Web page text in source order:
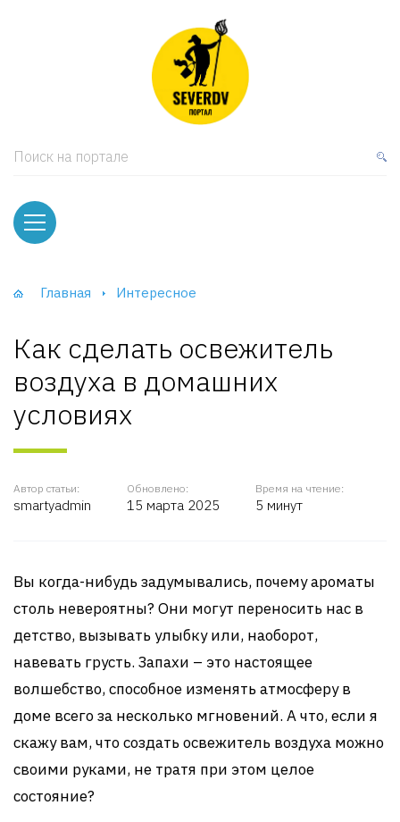
Поиск на портале
Главная Интересное
Как сделать освежитель
воздуха в домашних
условиях
Автор статьи:
smartyadmin
Обновлено:
15 марта 2025
Время на чтение:
5 минут
Вы когда-нибудь задумывались, почему ароматы
столь невероятны? Они могут переносить нас в
детство, вызывать улыбку или, наоборот,
навевать грусть. Запахи – это настоящее
волшебство, способное изменять атмосферу в
доме всего за несколько мгновений. А что, если я
скажу вам, что создать освежитель воздуха можно
своими руками, не тратя при этом целое
состояние?
и тумбы